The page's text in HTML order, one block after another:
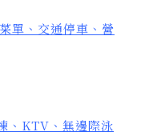
單、交通停車、營
、KTV、無邊際泳